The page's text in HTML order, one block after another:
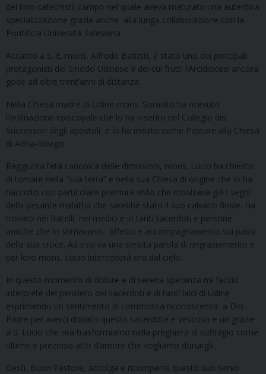
dei loro catechisti; campo nel quale aveva maturato una autentica
specializzazione grazie anche alla lunga collaborazione con la
Pontificia Università Salesiana.
Accanto a S. E. mons. Alfredo Battisti, è stato uno dei principali
protagonisti del Sinodo Udinese V dei cui frutti l’Arcidiocesi ancora
gode ad oltre trent’anni di distanza.
Nella Chiesa madre di Udine mons. Soravito ha ricevuto
l’ordinazione episcopale che lo ha inserito nel Collegio dei
Successori degli apostoli e lo ha inviato come Pastore alla Chiesa
di Adria-Rovigo.
Raggiunta l’età canonica delle dimissioni, mons. Lucio ha chiesto
di tornare nella “sua terra” e nella sua Chiesa di origine che lo ha
riaccolto con particolare premura visto che mostrava già i segni
della pesante malattia che sarebbe stato il suo calvario finale. Ha
trovato nei fratelli, nei medici e in tanti sacerdoti e persone
amiche che lo stimavano, affetto e accompagnamento sui passi
della sua croce. Ad essi va una sentita parola di ringraziamento e
per loro mons. Lucio intercederà ora dal cielo.
In questo momento di dolore e di serena speranza mi faccio
interprete del pensiero dei sacerdoti e di tanti laici di Udine
esprimendo un sentimento di commossa riconoscenza a Dio
Padre per averci donato questo sacerdote e vescovo e un grazie
a d. Lucio che ora trasformiamo nella preghiera di suffragio come
ultimo e prezioso atto d’amore che vogliamo donargli.
Gesù, Buon Pastore, accolga e ricompensi questo suo servo